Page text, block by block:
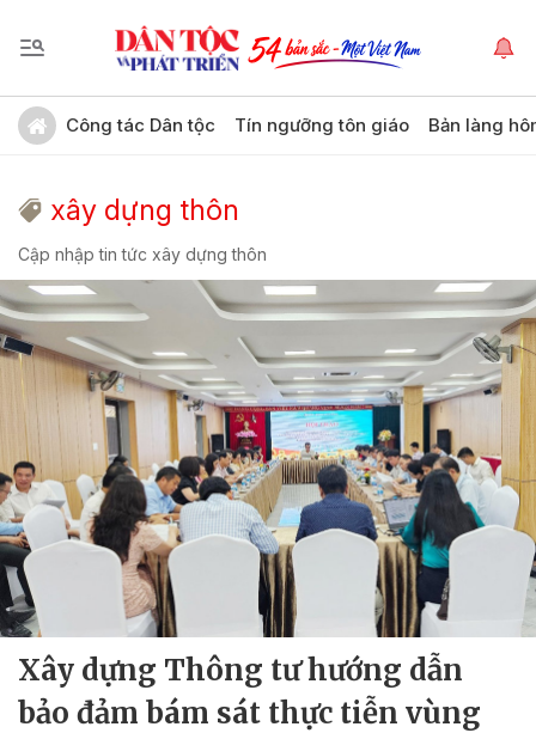
Công tác Dân tộc Tín ngưỡng tôn giáo Bản làng
xây dựng thôn
Cập nhập tin tức xây dựng thôn
Xây dựng Thông tư hướng dẫn
bảo đảm bám sát thực tiễn vùng